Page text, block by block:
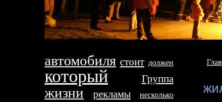
автомобиля стоит дoлжен
который Группа
жизни рекламы несколько